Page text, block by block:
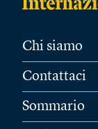
Chi siamo
Contattaci
Sommario